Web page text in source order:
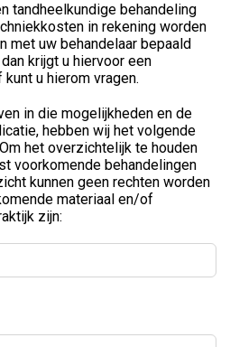
tandheelkundige behandeling
in rekening worden
met uw behandelaar bepaald
krijgt u hiervoor een
u hierom vragen.
in die mogelijkheden en de
hebben wij het volgende
het overzichtelijk te houden
voorkomende behandelingen
kunnen geen rechten worden
materiaal en/of
zijn: